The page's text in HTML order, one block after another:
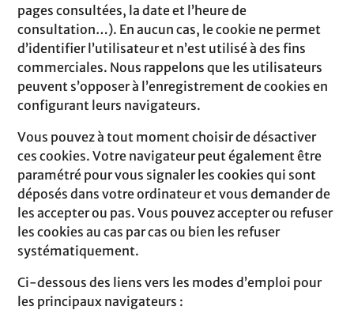
pages consultées, la date et l’heure de
consultation…). En aucun cas, le cookie ne permet
d’identifier l’utilisateur et n’est utilisé à des fins
commerciales. Nous rappelons que les utilisateurs
peuvent s’opposer à l’enregistrement de cookies en
configurant leurs navigateurs.
Vous pouvez à tout moment choisir de désactiver
ces cookies. Votre navigateur peut également être
paramétré pour vous signaler les cookies qui sont
déposés dans votre ordinateur et vous demander de
les accepter ou pas. Vous pouvez accepter ou refuser
les cookies au cas par cas ou bien les refuser
systématiquement.
Ci-dessous des liens vers les modes d’emploi pour
les principaux navigateurs :